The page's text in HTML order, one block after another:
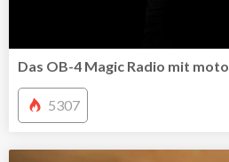
Das OB-4 Magic Radio mit
5307